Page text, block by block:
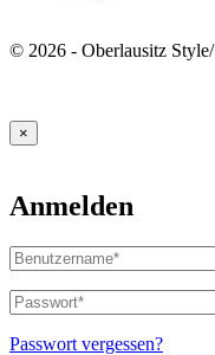
© 2026 - Oberlausitz Style/
×
Anmelden
Benutzername
oder
E-
Mail-
Adresse*
Passwort*
Erforderlich
Passwort vergessen?